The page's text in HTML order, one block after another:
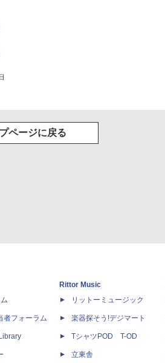
プページに戻る
者フォーラム
Rittor Music
リットーミュージック
楽器探そう!デジマート
TシャツPOD T-OD
立東舎